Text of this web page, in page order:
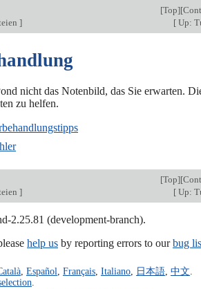
[Top][
] [Up:
nicht das Notenbild, das Sie erwarten.
zu helfen.
[Top][
] [Up:
2.25.81 (development-branch).
help us by reporting errors to ourbug
, Español Français, Italiano, 日本語, 中文